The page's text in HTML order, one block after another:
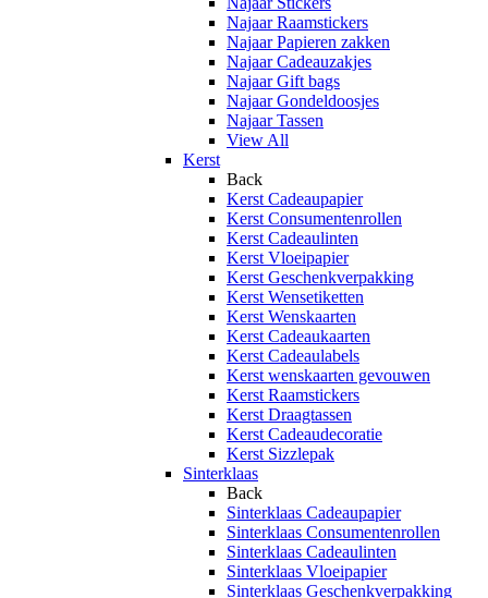
Najaar Raamstickers
Najaar Papieren zakken
Najaar Cadeauzakjes
Najaar Gift bags
Najaar Gondeldoosjes
Najaar Tassen
View All
Kerst
Back
Kerst Cadeaupapier
Kerst Consumentenrollen
Kerst Cadeaulinten
Kerst Vloeipapier
Kerst Geschenkverpakking
Kerst Wensetiketten
Kerst Wenskaarten
Kerst Cadeaukaarten
Kerst Cadeaulabels
Kerst wenskaarten gevouwen
Kerst Raamstickers
Kerst Draagtassen
Kerst Cadeaudecoratie
Kerst Sizzlepak
Sinterklaas
Back
Sinterklaas Cadeaupapier
Sinterklaas Consumentenrollen
Sinterklaas Cadeaulinten
Sinterklaas Vloeipapier
Sinterklaas Geschenkverpakking